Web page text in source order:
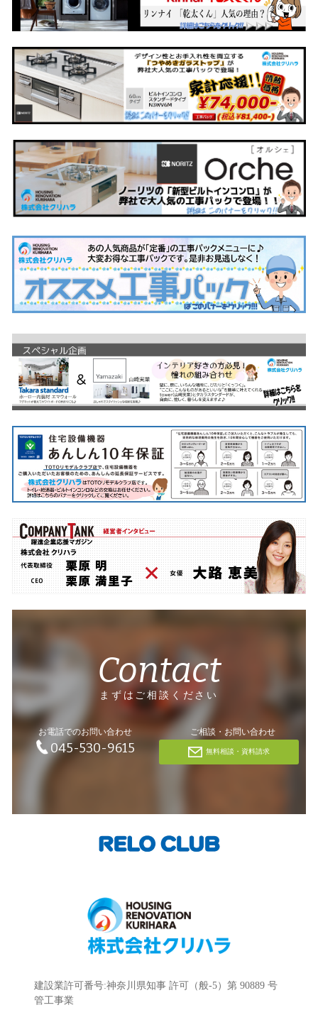
Contact
まずはご相談ください
お電話でのお問い合わせ
045-530-9615
ご相談・お問い合わせ
無料相談・資料請求
建設業許可番号:神奈川県知事 許可（般-5）第 90889 号
管工事業